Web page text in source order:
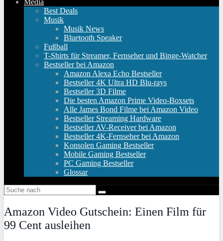
Media
Best Deals
Musik
Musik News
Bluetooth Speaker
Fußball
T-Shirts für Streamer, Fernseher und Binge-Watcher
Bestseller bei Amazon
Amazon Alexa Echo Bestseller
Bestseller 4K Ultra HD Blu-rays
Bestseller 3D Filme
Die besten Amazon Prime Video-Boxsets
Alle James Bond Filme bei Amazon Video
Bestseller Streaming Hardware
Bestseller AV-Receiver bei Amazon
Bestseller 4K-Fernseher bei Amazon
Konsolen Gaming Bestseller
Mobile Gaming Bestseller
PC Gaming Bestseller
Glossar
Amazon Video Gutschein: Einen Film für
99 Cent ausleihen